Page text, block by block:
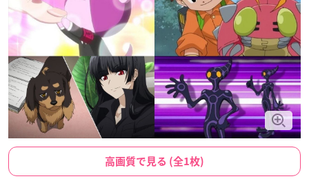
高画質で見る (全1枚)